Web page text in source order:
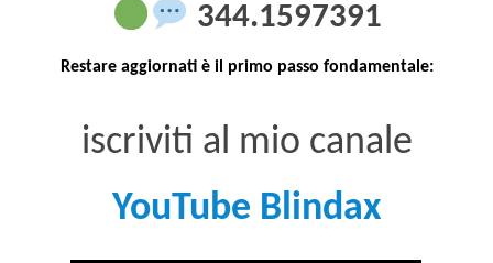
344.1597391
Restare aggiornati è il primo passo fondamentale:
iscriviti al mio canale
YouTube Blindax